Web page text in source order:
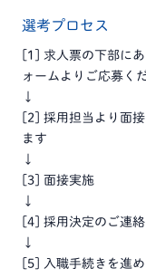
選考プロセス
[1] 求人票の下部に
ォームよりご応募く
↓
[2] 採用担当より面
ます
↓
[3] 面接実施
↓
[4] 採用決定のご連絡
↓
[5] 入職手続きを進